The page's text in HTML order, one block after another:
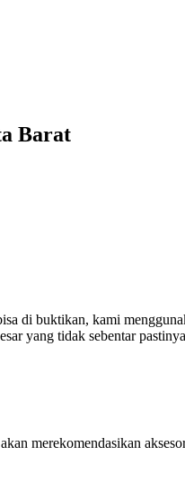
Barat
di buktikan, kami
yang tidak sebentar
merekomendasikan